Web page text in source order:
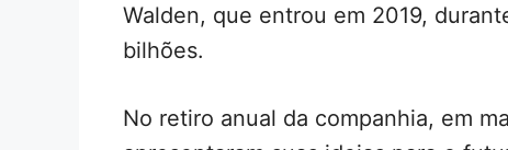
Walden, que entrou em 2019,
bilhões.
No retiro anual da companhia, em